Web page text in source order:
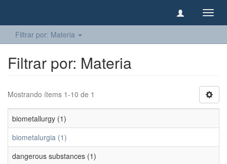
Filtrar por: Materia
Filtrar por: Materia
Mostrando ítems 1-10 de 1
biometallurgy (1)
biometalurgia (1)
dangerous substances (1)